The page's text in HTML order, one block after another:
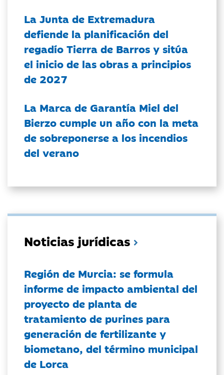
La Junta de Extremadura
defiende la planificación del
regadío Tierra de Barros y sitúa
el inicio de las obras a principios
de 2027
La Marca de Garantía Miel del
Bierzo cumple un año con la meta
de sobreponerse a los incendios
del verano
Noticias jurídicas
Región de Murcia: se formula
informe de impacto ambiental del
proyecto de planta de
tratamiento de purines para
generación de fertilizante y
biometano, del término municipal
de Lorca